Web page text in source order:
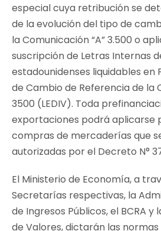
especial cuya retribución se
de la evolución del tipo de
la Comunicación “A” 3.500 o
suscripción de Letras Internas
estadounidenses liquidables en
de Cambio de Referencia de la
3500 (LEDIV). Toda
exportaciones podrá aplicarse
compras de mercaderías que
autorizadas por el Decreto N°
El Ministerio de Economía, a
Secretarías respectivas, la
de Ingresos Públicos, el BCRA y
de Valores, dictarán las